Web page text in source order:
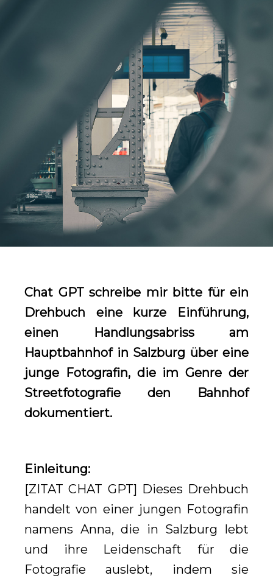
Chat GPT schreibe mir bitte für ein
Drehbuch eine kurze Einführung,
einen Handlungsabriss am
Hauptbahnhof in Salzburg über eine
junge Fotografin, die im Genre der
Streetfotografie den Bahnhof
dokumentiert.
Einleitung:
[ZITAT CHAT GPT] Dieses Drehbuch
handelt von einer jungen Fotografin
namens Anna, die in Salzburg lebt
und ihre Leidenschaft für die
Fotografie auslebt, indem sie